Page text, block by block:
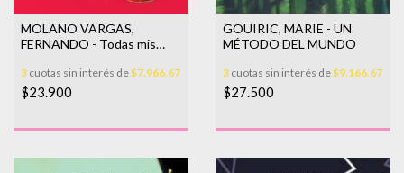
MOLANO VARGAS,
FERNANDO - Todas mis
3 cuotas sin interés de$7.966,67
$23.900
GOUIRIC, MARIE - UN
MÉTODO DEL MUNDO
3 cuotas sin interés de$9.166,67
$27.500